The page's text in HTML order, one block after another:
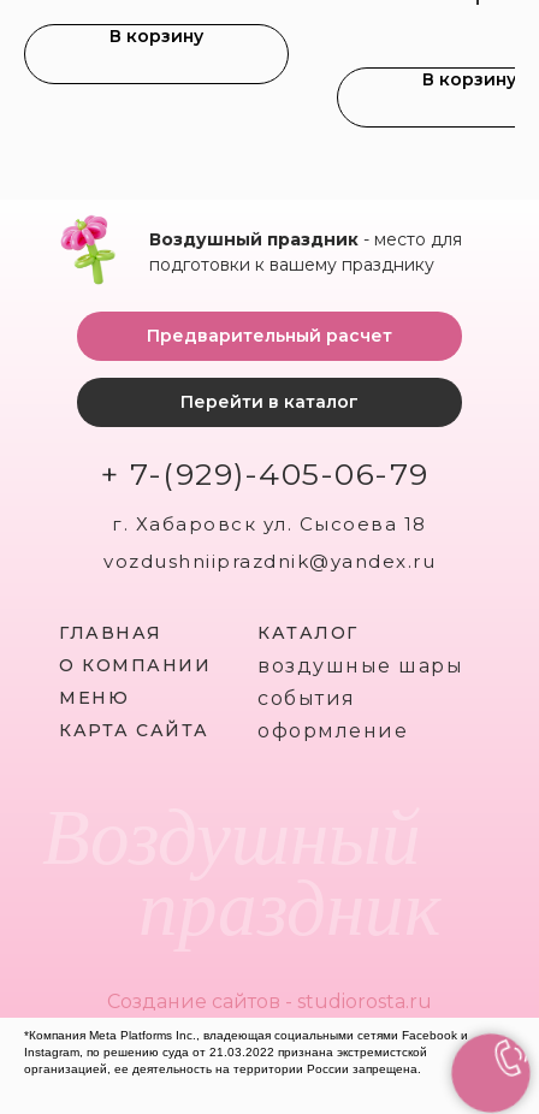
В корзину
В корзину
Воздушный праздник - место для
подготовки к вашему празднику
ГЛАВНАЯ
Создание сайтов - studiorosta.ru
Перейти в каталог
Предварительный расчет
+ 7-(929)-405-06-79
г. Хабаровск ул. Сысоева 18
vozdushniiprazdnik@yandex.ru
О КОМПАНИИ
КАРТА САЙТА
МЕНЮ
КАТАЛОГ
воздушные шары
события
оформление
*Компания Meta Platforms Inc., владеющая социальными сетями Facebook и
Instagram, по решению суда от 21.03.2022 признана экстремистской
организацией, ее деятельность на территории России запрещена.